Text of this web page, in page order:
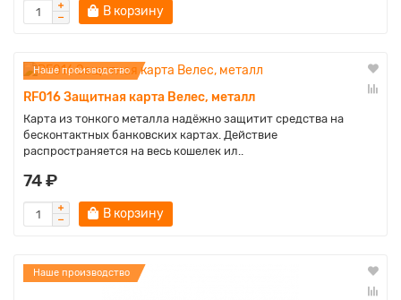
В корзину
Наше производство
RF016 Защитная карта Велес, металл
Карта из тонкого металла надёжно защитит средства на
бесконтактных банковских картах. Действие
распространяется на весь кошелек ил..
74 ₽
В корзину
Наше производство